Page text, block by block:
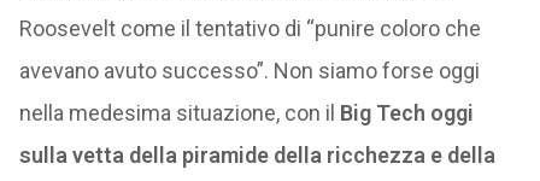
Roosevelt come il tentativo di “punire coloro che
avevano avuto successo”. Non siamo forse oggi
nella medesima situazione, con il Big Tech oggi
sulla vetta della piramide della ricchezza e della